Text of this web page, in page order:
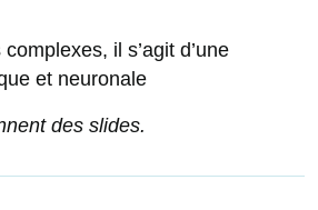
il s’agit d’une
et neuronale
des slides.